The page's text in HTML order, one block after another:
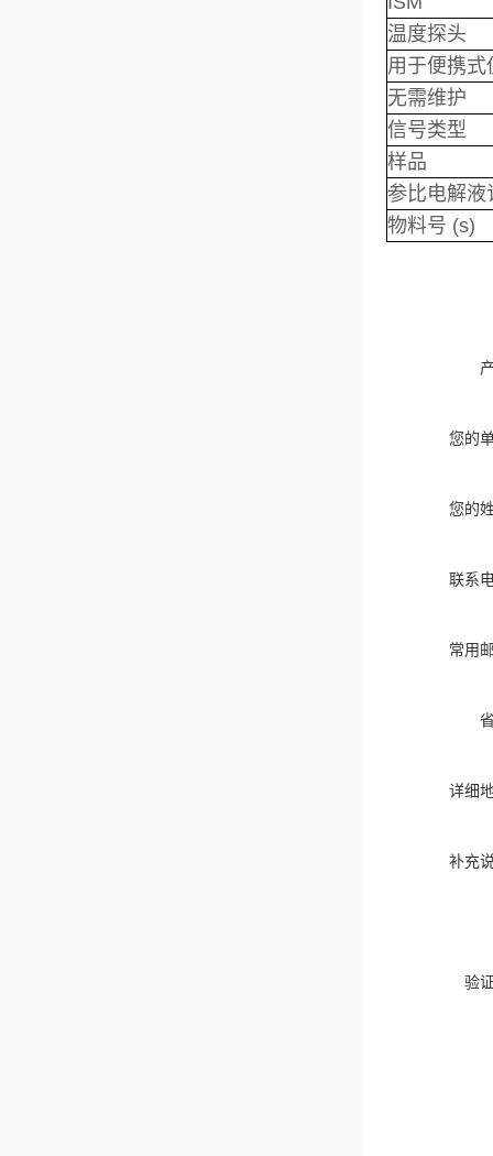
温度探头
用于便携式
无需维护
信号类型
样品
参比电解液
物料号 (s)
您的
您的
联系
常用
详细
补充
验